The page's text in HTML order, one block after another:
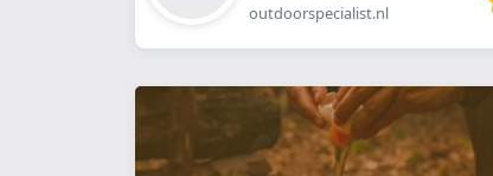
outdoorspecialist.nl